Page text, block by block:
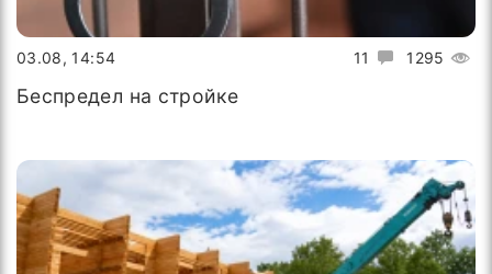
11 1295
03.08, 14:54
Беспредел на стройке